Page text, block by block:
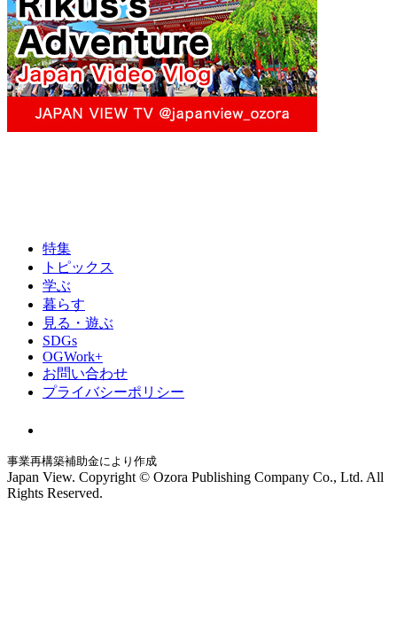
特集
トピックス
学ぶ
暮らす
見る・遊ぶ
SDGs
OGWork+
お問い合わせ
プライバシーポリシー
事業再構築補助金により作成
Japan View. Copyright © Ozora Publishing Company Co., Ltd. All
Rights Reserved.